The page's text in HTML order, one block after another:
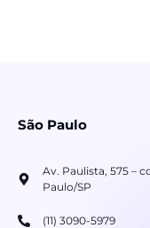
São Paulo
Av. Paulista, 575 –
Paulo/SP
(11) 3090-5979